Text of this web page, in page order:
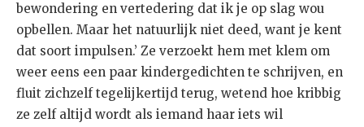
bewondering en vertedering dat ik je op slag wou
opbellen. Maar het natuurlijk niet deed, want je kent
dat soort impulsen.’ Ze verzoekt hem met klem om
weer eens een paar kindergedichten te schrijven, en
fluit zichzelf tegelijkertijd terug, wetend hoe kribbig
ze zelf altijd wordt als iemand haar iets wil